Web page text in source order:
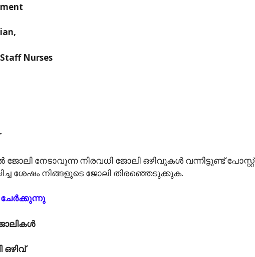
Nurses
നേടാവുന്ന നിരവധി ജോലി ഒഴിവുകൾ വന്നിട്ടുണ്ട് പോസ്റ്റ്
ശേഷം നിങ്ങളുടെ ജോലി തിരഞ്ഞെടുക്കുക.